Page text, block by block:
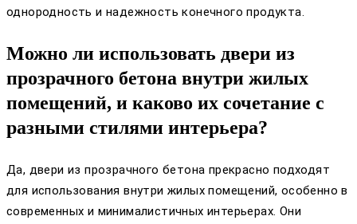
однородность и надежность конечного продукта.
Можно ли использовать двери из
прозрачного бетона внутри жилых
помещений, и каково их сочетание с
разными стилями интерьера?
Да, двери из прозрачного бетона прекрасно подходят
для использования внутри жилых помещений, особенно в
современных и минималистичных интерьерах. Они